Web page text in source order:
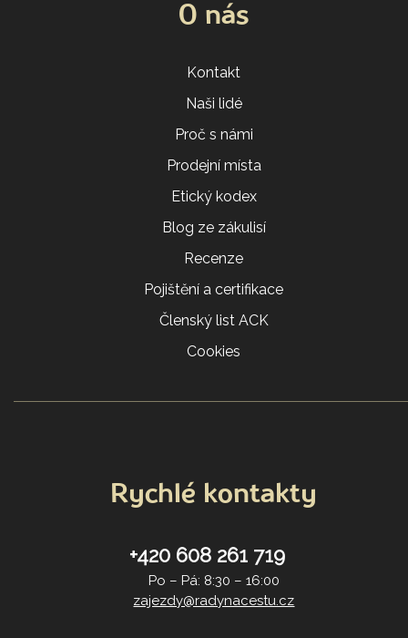
O nás
Kontakt
Naši lidé
Proč s námi
Prodejní místa
Etický kodex
Blog ze zákulisí
Recenze
Pojištění a certifikace
Členský list ACK
Cookies
Rychlé kontakty
+420 608 261 719
Po – Pá: 8:30 – 16:00
zajezdy@radynacestu.cz